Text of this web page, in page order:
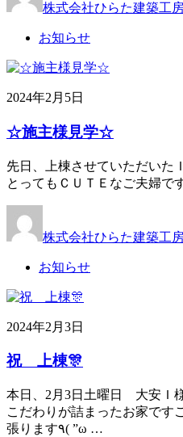
株式会社ひらた建築工
お知らせ
2024年2月5日
☆施主様見学☆
先日、上棟させていただいた
とってもＣＵＴＥなご夫婦で
株式会社ひらた建築工
お知らせ
2024年2月3日
祝 上棟🎊
本日、2月3日土曜日 大安Ｉ
こだわりが詰まったお家です
張ります٩( ”ω …